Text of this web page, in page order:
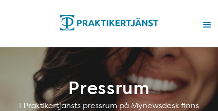
Pressrum
I Praktikertjänsts pressrum på Mynewsdesk finns